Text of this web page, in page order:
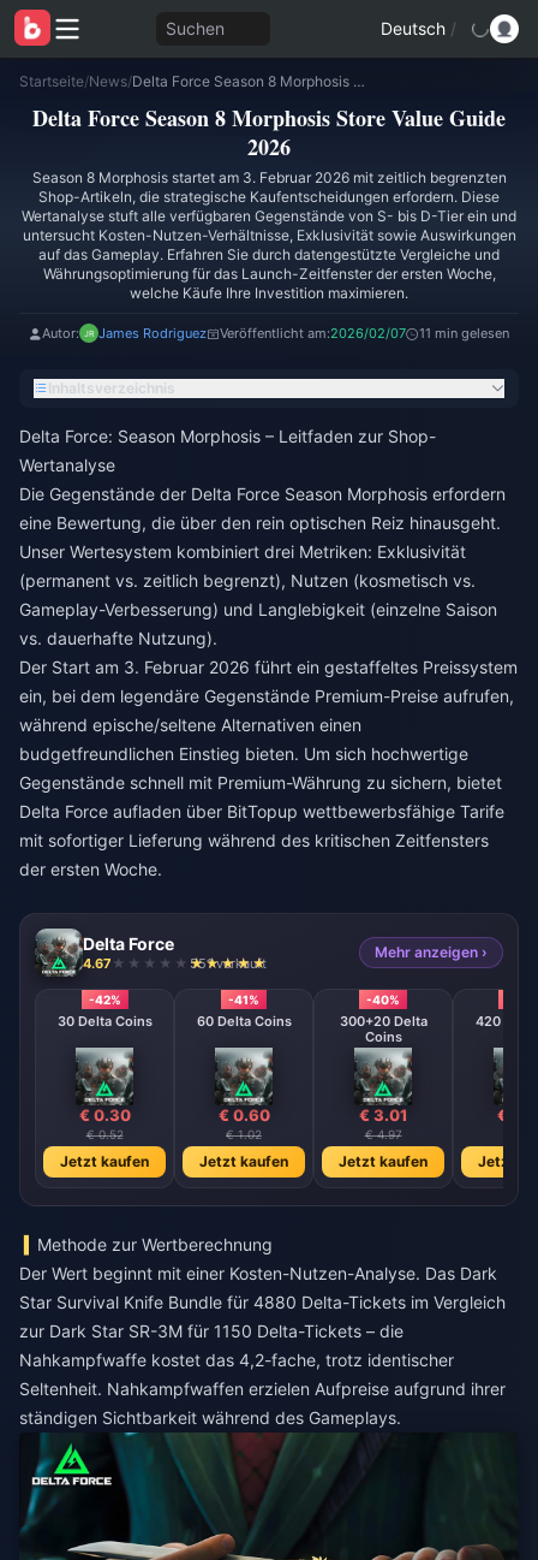
Suchen Deutsch /
Startseite/News/ Delta Force Season 8 Morphosis Store Value Guide 2026
Delta Force Season 8 Morphosis Store Value Guide
2026
Season 8 Morphosis startet am 3. Februar 2026 mit zeitlich begrenzten
Shop-Artikeln, die strategische Kaufentscheidungen erfordern. Diese
Wertanalyse stuft alle verfügbaren Gegenstände von S- bis D-Tier ein und
untersucht Kosten-Nutzen-Verhältnisse, Exklusivität sowie Auswirkungen
auf das Gameplay. Erfahren Sie durch datengestützte Vergleiche und
Währungsoptimierung für das Launch-Zeitfenster der ersten Woche,
welche Käufe Ihre Investition maximieren.
Autor: James Rodriguez Veröffentlicht am:2026/02/07 11 min gelesen
Inhaltsverzeichnis
Delta Force: Season Morphosis – Leitfaden zur Shop-
Wertanalyse
Die Gegenstände der Delta Force Season Morphosis erfordern
eine Bewertung, die über den rein optischen Reiz hinausgeht.
Unser Wertesystem kombiniert drei Metriken: Exklusivität
(permanent vs. zeitlich begrenzt), Nutzen (kosmetisch vs.
Gameplay-Verbesserung) und Langlebigkeit (einzelne Saison
vs. dauerhafte Nutzung).
Der Start am 3. Februar 2026 führt ein gestaffeltes Preissystem
ein, bei dem legendäre Gegenstände Premium-Preise aufrufen,
während epische/seltene Alternativen einen
budgetfreundlichen Einstieg bieten. Um sich hochwertige
Gegenstände schnell mit Premium-Währung zu sichern, bietet
Delta Force aufladen über BitTopup wettbewerbsfähige Tarife
mit sofortiger Lieferung während des kritischen Zeitfensters
der ersten Woche.
Delta Force
4.67 551 verkauft
Mehr anzeigen ›
-42%
30 Delta Coins
€ 0.30
€ 0.52
Jetzt kaufen
-41%
60 Delta Coins
€ 0.60
€ 1.02
Jetzt kaufen
-40%
300+20 Delta
Coins
€ 3.01
€ 4.97
Jetzt kaufen
420 + 40
€
Jetzt
Methode zur Wertberechnung
Der Wert beginnt mit einer Kosten-Nutzen-Analyse. Das Dark
Star Survival Knife Bundle für 4880 Delta-Tickets im Vergleich
zur Dark Star SR-3M für 1150 Delta-Tickets – die
Nahkampfwaffe kostet das 4,2-fache, trotz identischer
Seltenheit. Nahkampfwaffen erzielen Aufpreise aufgrund ihrer
ständigen Sichtbarkeit während des Gameplays.